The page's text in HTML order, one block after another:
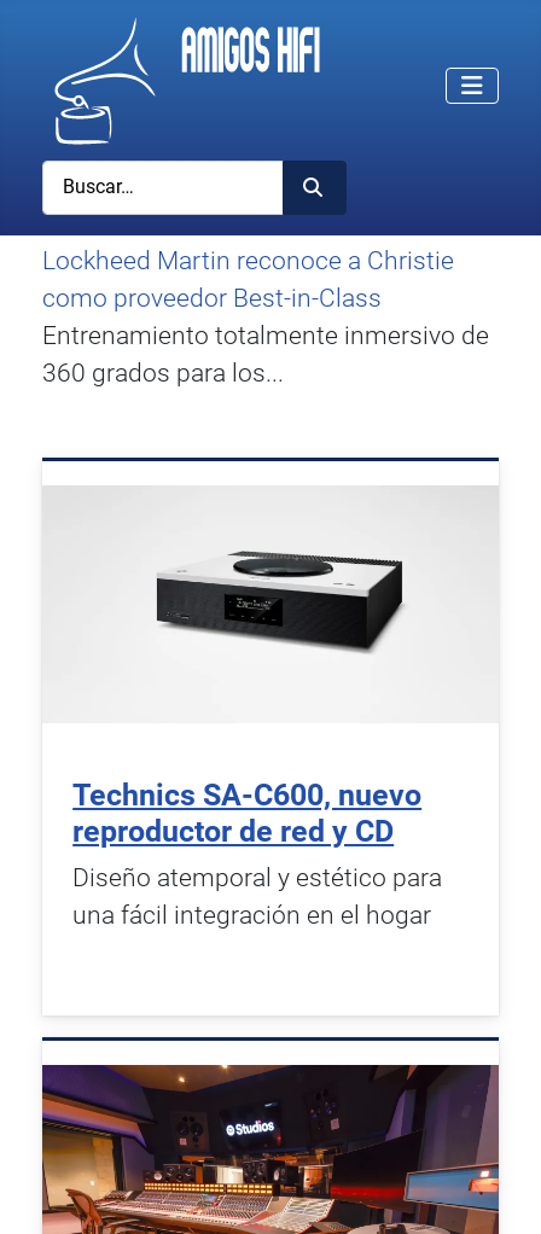
Buscar
Lockheed Martin reconoce a Christie
como proveedor Best-in-Class
Entrenamiento totalmente inmersivo de
360 grados para los...
Technics SA-C600, nuevo
reproductor de red y CD
Diseño atemporal y estético para
una fácil integración en el hogar